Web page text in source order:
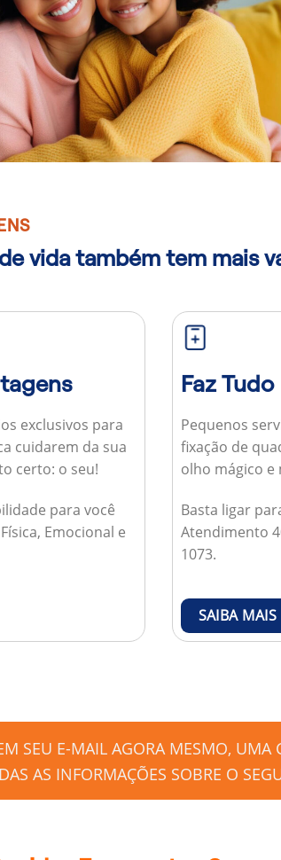
vida também tem mais
exclusivos para
cuidarem da sua
certo: o seu!
para você
Emocional e
Faz Tudo
Pequenos
fixação de
olho mágico e
Basta ligar
Atendimento
1073.
SAIBA MAIS
SEU E-MAIL AGORA MESMO, UMA
AS INFORMAÇÕES SOBRE O